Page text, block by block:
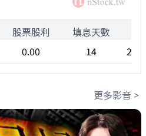
股票股利 填息天數
0.00 14
更多影音 >